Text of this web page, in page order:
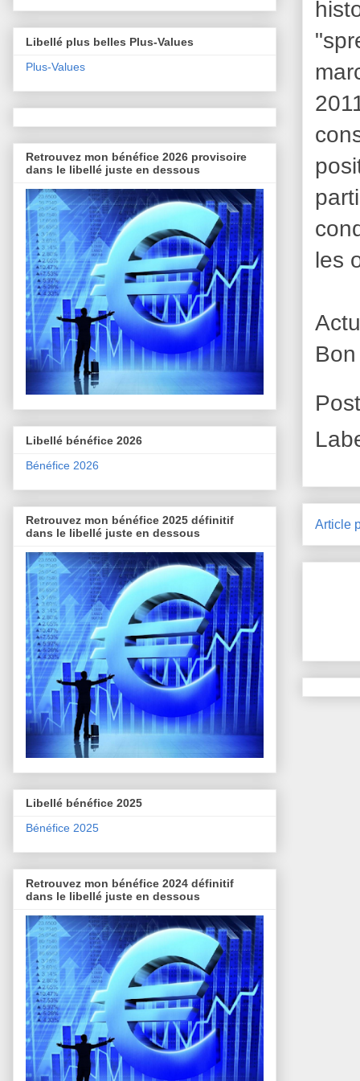
les
Article
Libellé plus belles Plus-Values
Plus-Values
Retrouvez mon bénéfice 2026 provisoire
dans le libellé juste en dessous
Libellé bénéfice 2026
Bénéfice 2026
Retrouvez mon bénéfice 2025 définitif
dans le libellé juste en dessous
Libellé bénéfice 2025
Bénéfice 2025
Retrouvez mon bénéfice 2024 définitif
dans le libellé juste en dessous